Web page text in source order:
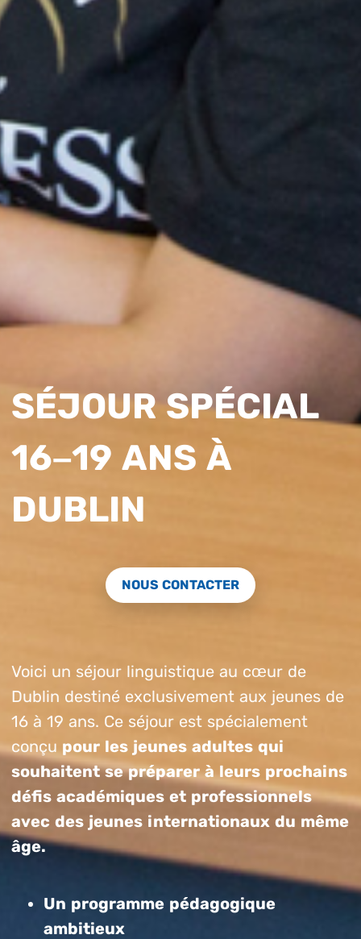
SÉJOUR SPÉCIAL
16–19 ANS À
DUBLIN
NOUS CONTACTER
Voici un séjour linguistique au cœur de
Dublin destiné exclusivement aux jeunes de
16 à 19 ans. Ce séjour est spécialement
conçu pour les jeunes adultes qui
souhaitent se préparer à leurs prochains
défis académiques et professionnels
avec des jeunes internationaux du même
âge.
Un programme pédagogique
ambitieux